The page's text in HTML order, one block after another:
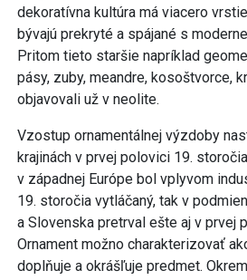
dekoratívna kultúra má viacero
bývajú prekryté a spájané s
Pritom tieto staršie napríklad
pásy, zuby, meandre, kosoštvorce,
objavovali už v neolite.
Vzostup ornamentálnej výzdoby
krajinách v prvej polovici 19.
v západnej Európe bol vplyvom
19. storočia vytláčaný, tak v
a Slovenska pretrval ešte aj v prvej
Ornament možno charakterizovať
doplňuje a okrášľuje predmet.